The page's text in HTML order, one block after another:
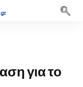
για το